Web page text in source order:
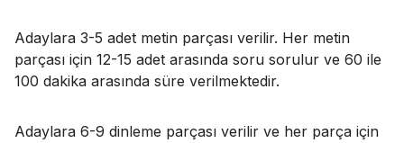
Adaylara 3-5 adet metin parçası verilir. Her metin
parçası için 12-15 adet arasında soru sorulur ve 60 ile
100 dakika arasında süre verilmektedir.
Adaylara 6-9 dinleme parçası verilir ve her parça için